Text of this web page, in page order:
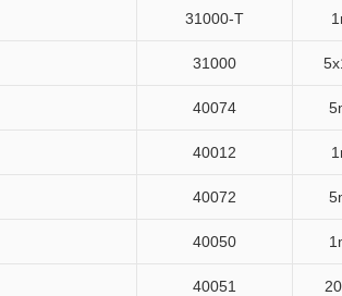
31000-T
31000
40074
40012
40072
40050
40051